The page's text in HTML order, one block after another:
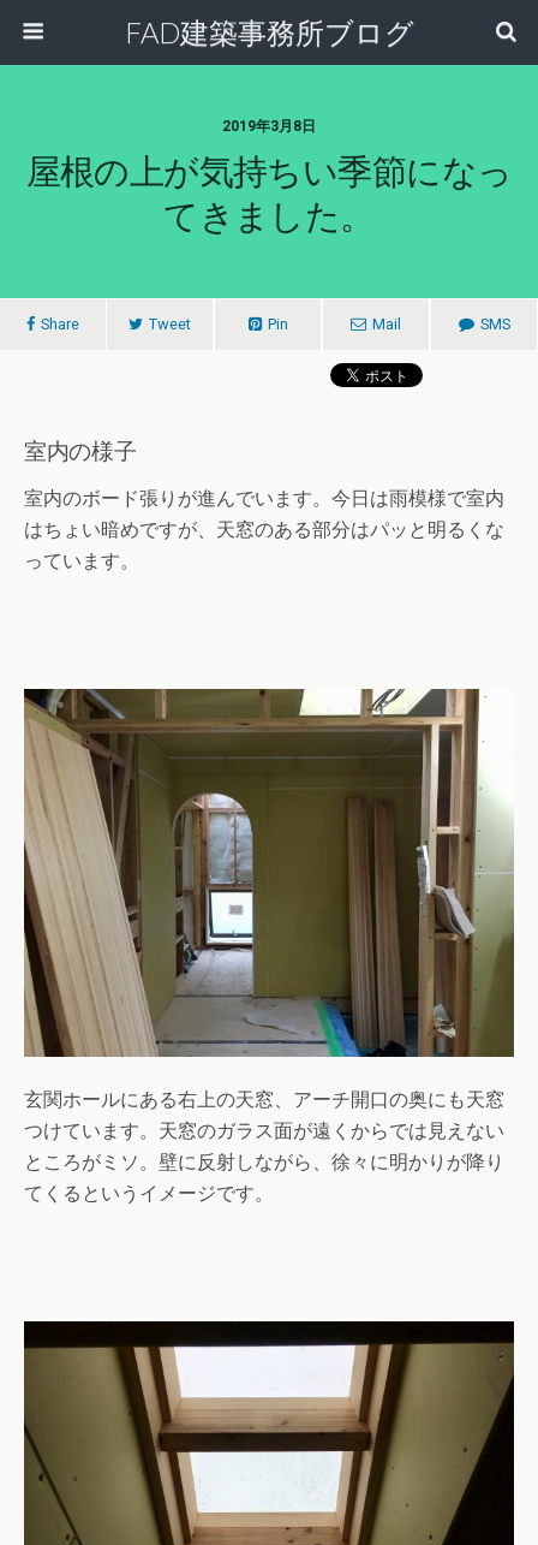
FAD建築事務所ブログ
2019年3月8日
屋根の上が気持ちい季節になっ
てきました。
Share Tweet Pin Mail SMS
室内の様子
室内のボード張りが進んでいます。今日は雨模様で室内
はちょい暗めですが、天窓のある部分はパッと明るくな
っています。
玄関ホールにある右上の天窓、アーチ開口の奥にも天窓
つけています。天窓のガラス面が遠くからでは見えない
ところがミソ。壁に反射しながら、徐々に明かりが降り
てくるというイメージです。